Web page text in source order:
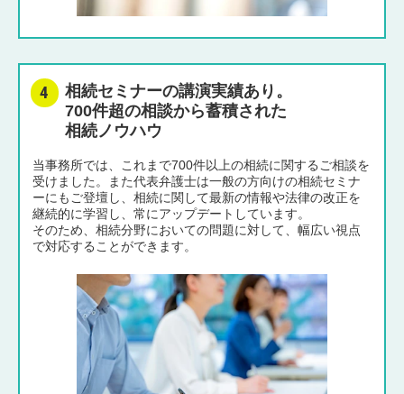
相続セミナーの講演実績あり。
700件超の相談から蓄積された
相続ノウハウ
当事務所では、これまで700件以上の相続に関するご相談を
受けました。また代表弁護士は一般の方向けの相続セミナ
ーにもご登壇し、相続に関して最新の情報や法律の改正を
継続的に学習し、常にアップデートしています。
そのため、相続分野においての問題に対して、幅広い視点
で対応することができます。